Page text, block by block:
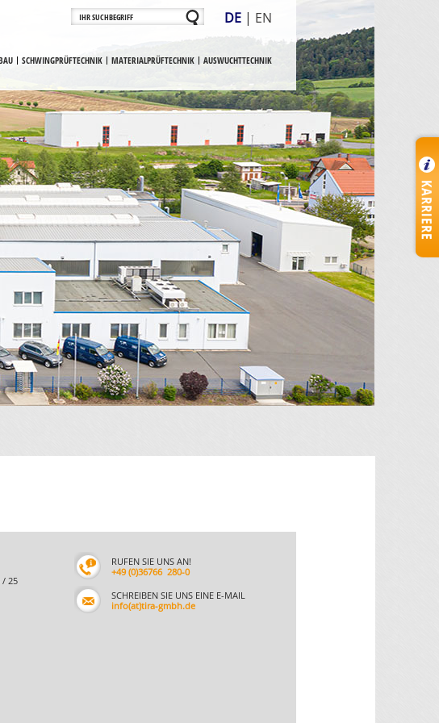
DE | EN
SCHWINGPRÜFTECHNIK MATERIALPRÜFTECHNIK AUSWUCHTTECHNIK
/ 25
RUFEN SIE UNS AN!
+49 (0)36766 280-0
SCHREIBEN SIE UNS EINE E-MAIL
info(at)tira-gmbh.de